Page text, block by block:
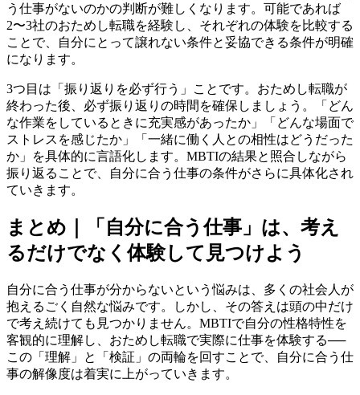
う仕事がないのかの判断が難しくなります。可能であれば
2〜3社のおためし転職を経験し、それぞれの体験を比較する
ことで、自分にとって譲れない条件と妥協できる条件が明確
になります。
3つ目は「振り返りを必ず行う」ことです。おためし転職が
終わった後、必ず振り返りの時間を確保しましょう。「どん
な作業をしているときに充実感があったか」「どんな場面で
ストレスを感じたか」「一緒に働く人との相性はどうだった
か」を具体的に言語化します。MBTIの結果と照合しながら
振り返ることで、自分に合う仕事の条件がさらに具体化され
ていきます。
まとめ｜「自分に合う仕事」は、考え
るだけでなく体験して見つけよう
自分に合う仕事が分からないという悩みは、多くの社会人が
抱えるごく自然な悩みです。しかし、その答えは頭の中だけ
で考え続けても見つかりません。MBTIで自分の性格特性を
客観的に理解し、おためし転職で実際に仕事を体験する──
この「理解」と「検証」の両輪を回すことで、自分に合う仕
事の解像度は着実に上がっていきます。